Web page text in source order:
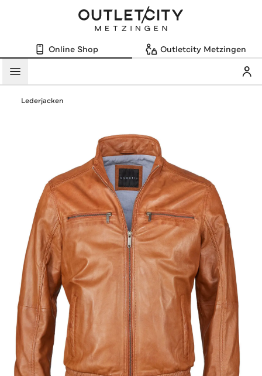
Online Shop Outletcity Metzingen
Menü
Lederjacken